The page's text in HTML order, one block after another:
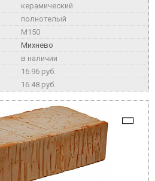
керамический
полнотелый
M150
Михнево
в наличии
16.96 руб.
16.48 руб.